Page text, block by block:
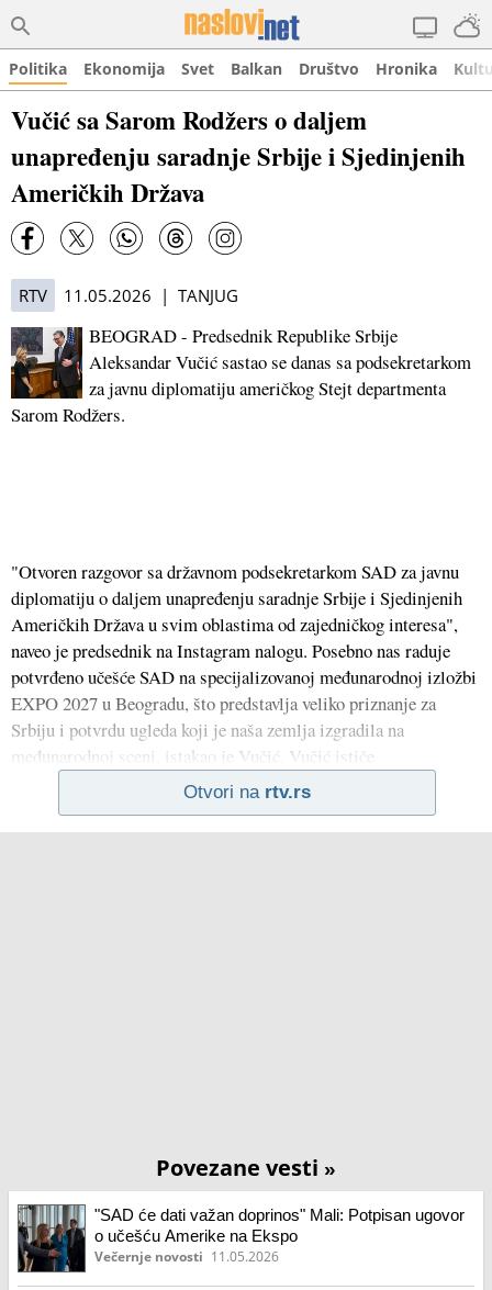
Politika Ekonomija Svet Balkan Društvo Hronika
Vučić sa Sarom Rodžers o daljem
unapređenju saradnje Srbije i Sjedinjenih
Američkih Država
RTV 11.05.2026 | TANJUG
BEOGRAD - Predsednik Republike Srbije
Aleksandar Vučić sastao se danas sa podsekretarkom
za javnu diplomatiju američkog Stejt departmenta
Sarom Rodžers.
"Otvoren razgovor sa državnom podsekretarkom SAD za javnu
diplomatiju o daljem unapređenju saradnje Srbije i Sjedinjenih
Američkih Država u svim oblastima od zajedničkog interesa",
naveo je predsednik na Instagram nalogu. Posebno nas raduje
potvrđeno učešće SAD na specijalizovanoj međunarodnoj izložbi
EXPO 2027 u Beogradu, što predstavlja veliko priznanje za
Srbiju i potvrdu ugleda koji je naša zemlja izgradila na
međunarodnoj sceni, istakao je Vučić. Vučić ističe
Otvori na rtv.rs
Povezane vesti »
"SAD će dati važan doprinos" Mali: Potpisan ugovor
o učešću Amerike na Ekspo
Večernje novosti 11.05.2026